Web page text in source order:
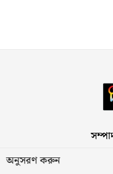
অনুসরণ করুন